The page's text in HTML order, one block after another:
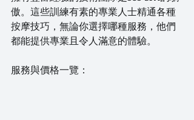
傲。這些訓練有素的專業人士精通各種
按摩技巧，無論你選擇哪種服務，他們
都能提供專業且令人滿意的體驗。
服務與價格一覽：